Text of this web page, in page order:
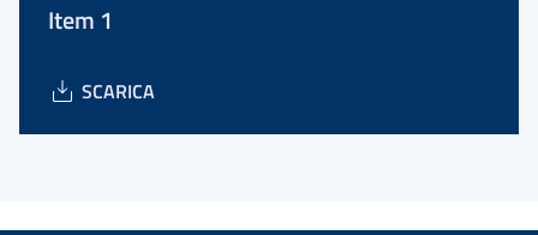
Item 1
SCARICA